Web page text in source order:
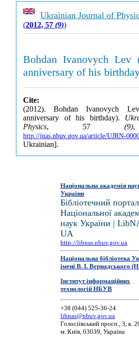
Ukrainian Journal of
(2012, 57(9))
Bohdan Ivanovych Lev
anniversary of his
Cite:
(2012). Bohdan Ivanovych
anniversary of his birthday).
Physics, 57 (9),
http://jnas.nbuv.gov.ua/article/UJRN-
Ukrainian].
Національна академія
України
Бібліотечний портал
Національної
наук України |
UA
http://libnas.nbuv.gov.ua
Національна бібліотека
імені В. І. Вернадського
Інститут інформаційних
технологій НБУВ
+38 (044) 525-36-24
libnas@nbuv.gov.ua
Голосіївський просп., 3, к.
м. Київ, 03039, Україна